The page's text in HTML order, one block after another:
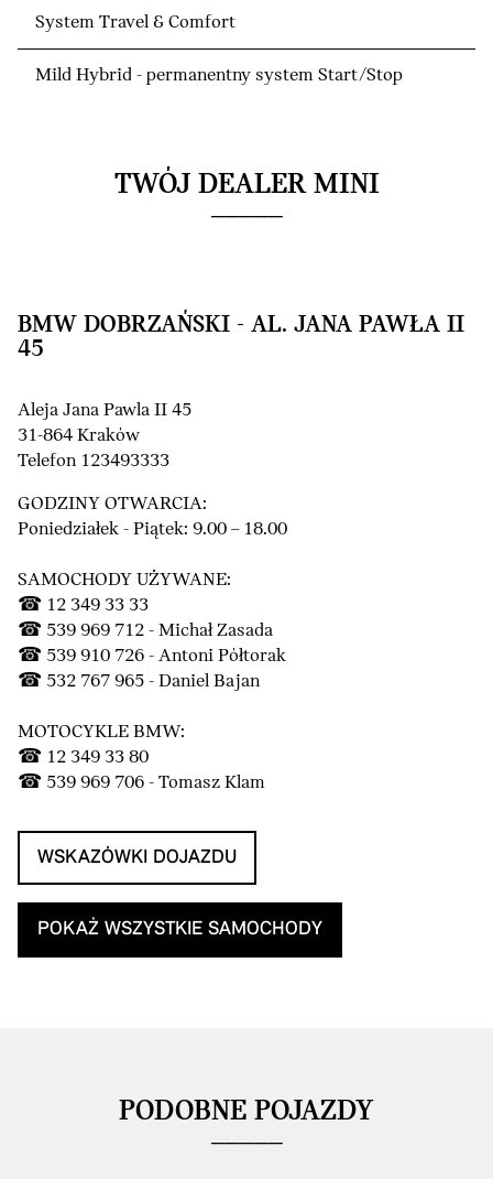
System Travel & Comfort
Mild Hybrid - permanentny system Start/Stop
TWÓJ DEALER MINI
BMW DOBRZAŃSKI - AL. JANA PAWŁA II
45
Aleja Jana Pawla II 45
31-864 Kraków
Telefon 123493333
GODZINY OTWARCIA:
Poniedziałek - Piątek: 9.00 – 18.00
SAMOCHODY UŻYWANE:
☎ 12 349 33 33
☎ 539 969 712 - Michał Zasada
☎ 539 910 726 - Antoni Półtorak
☎ 532 767 965 - Daniel Bajan
MOTOCYKLE BMW:
☎ 12 349 33 80
☎ 539 969 706 - Tomasz Klam
WSKAZÓWKI DOJAZDU
POKAŻ WSZYSTKIE SAMOCHODY
PODOBNE POJAZDY